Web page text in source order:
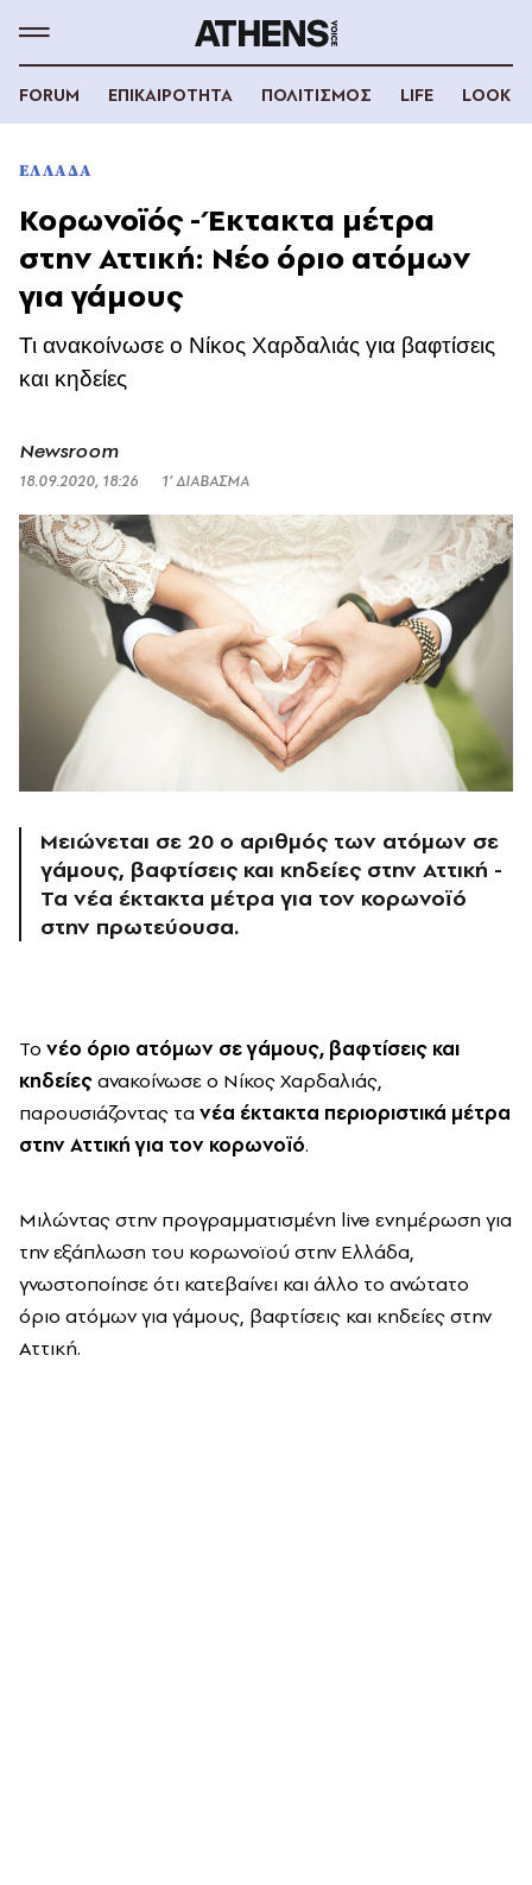
FORUM ΕΠΙΚΑΙΡΟΤΗΤΑ ΠΟΛΙΤΙΣΜΟΣ LIFE LOOK
ΕΛΛΑΔΑ
Κορωνοϊός - Έκτακτα μέτρα
στην Αττική: Νέο όριο ατόμων
για γάμους
Τι ανακοίνωσε ο Νίκος Χαρδαλιάς για βαφτίσεις
και κηδείες
Newsroom
18.09.2020, 18:26 1’ ΔΙΑΒΑΣΜΑ
Μειώνεται σε 20 ο αριθμός των ατόμων σε
γάμους, βαφτίσεις και κηδείες στην Αττική -
Τα νέα έκτακτα μέτρα για τον κορωνοϊό
στην πρωτεύουσα.
Το νέο όριο ατόμων σε γάμους, βαφτίσεις και
κηδείεςανακοίνωσε ο Νίκος Χαρδαλιάς,
παρουσιάζοντας τα νέα έκτακτα περιοριστικά μέτρα
στην Αττική για τον κορωνοϊό.
Μιλώντας στην προγραμματισμένη live ενημέρωση για
την εξάπλωση του κορωνοϊού στην Ελλάδα,
γνωστοποίησε ότι κατεβαίνει και άλλο το ανώτατο
όριο ατόμων για γάμους, βαφτίσεις και κηδείες στην
Αττική.